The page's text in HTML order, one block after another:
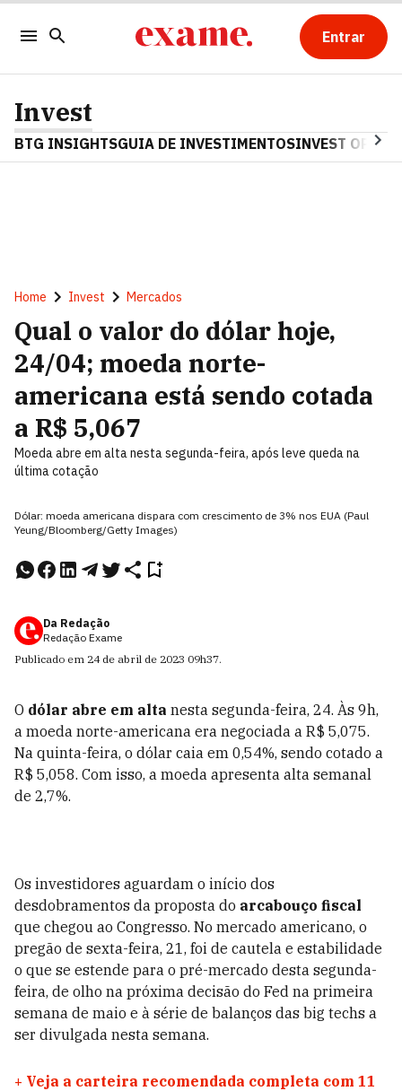
Entrar
Invest
BTG INSIGHTSGUIA DE INVESTIMENTOSINVEST OPINA
Home Invest Mercados
Qual o valor do dólar hoje,
24/04; moeda norte-
americana está sendo cotada
a R$ 5,067
Moeda abre em alta nesta segunda-feira, após leve queda na
última cotação
Dólar: moeda americana dispara com crescimento de 3% nos EUA (Paul
Yeung/Bloomberg/Getty Images)
Da Redação
Redação Exame
Publicado em 24 de abril de 2023 09h37.
O dólar abre em alta nesta segunda-feira, 24. Às 9h,
a moeda norte-americana era negociada a R$ 5,075.
Na quinta-feira, o dólar caia em 0,54%, sendo cotado a
R$ 5,058. Com isso, a moeda apresenta alta semanal
de 2,7%.
Os investidores aguardam o início dos
desdobramentos da proposta do arcabouço fiscal
que chegou ao Congresso. No mercado americano, o
pregão de sexta-feira, 21, foi de cautela e estabilidade
o que se estende para o pré-mercado desta segunda-
feira, de olho na próxima decisão do Fed na primeira
semana de maio e à série de balanços das big techs a
ser divulgada nesta semana.
+ Veja a carteira recomendada completa com 11